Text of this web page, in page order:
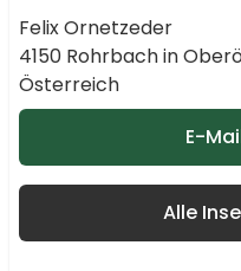
Felix Ornetzeder
4150 Rohrbach in
Österreich
E-
Alle